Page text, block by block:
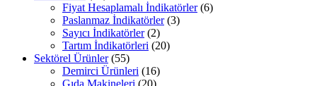
Fiyat Hesaplamalı İndikatörler (6)
Paslanmaz İndikatörler (3)
Sayıcı İndikatörler (2)
Tartım İndikatörleri (20)
Sektörel Ürünler (55)
Demirci Ürünleri (16)
Gıda Makineleri (20)